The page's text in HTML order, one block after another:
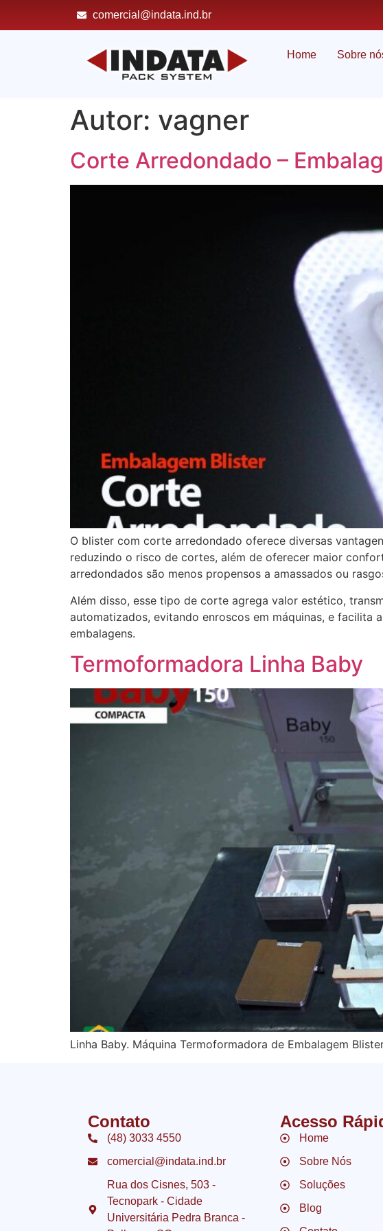
comercial@indata.ind.br
Home Sobre
Autor: vagner
Corte Arredondado –
O blister com corte arredondado oferece diversas
reduzindo o risco de cortes, além de oferecer maior
arredondados são menos propensos a amassados ou
Além disso, esse tipo de corte agrega valor estético,
automatizados, evitando enroscos em máquinas, e facilita
embalagens.
Termoformadora Linha Baby
Linha Baby. Máquina Termoformadora de Embalagem
Contato
(48) 3033 4550
comercial@indata.ind.br
Rua dos Cisnes, 503 -
Tecnopark - Cidade
Universitária Pedra Branca -
Acesso
Home
Sobre Nós
Soluções
Blog